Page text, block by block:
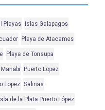
Playas Islas Galapagos
Playa de Atacames
Playa de Tonsupa
Puerto Lopez
Lopez Salinas
de la Plata Puerto López